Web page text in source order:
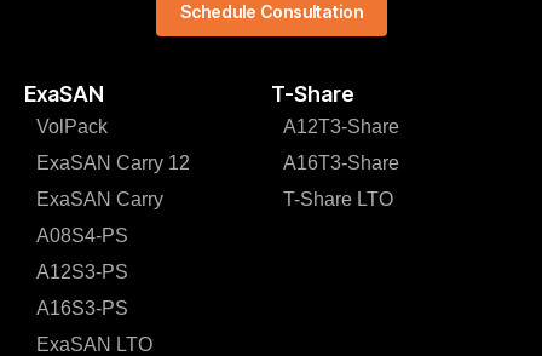
ExaSAN T-Share
VolPack
ExaSAN Carry 12
ExaSAN Carry
A08S4-PS
A12S3-PS
A16S3-PS
ExaSAN LTO
A12T3-Share
A16T3-Share
T-Share LTO
Schedule Consultation